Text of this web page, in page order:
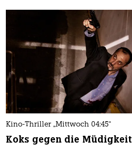
Kino-Thriller „Mittwoch 04:45“
Koks gegen die Müdigkeit